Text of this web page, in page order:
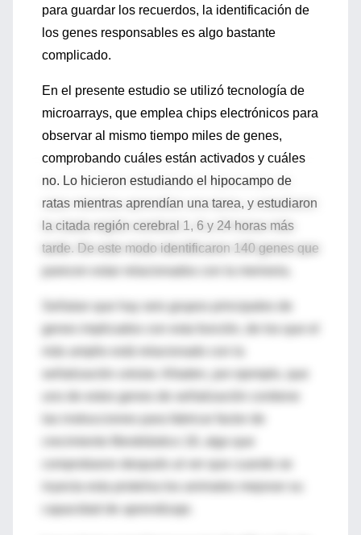
para guardar los recuerdos, la identificación de
los genes responsables es algo bastante
complicado.
En el presente estudio se utilizó tecnología de
microarrays, que emplea chips electrónicos para
observar al mismo tiempo miles de genes,
comprobando cuáles están activados y cuáles
no. Lo hicieron estudiando el hipocampo de
ratas mientras aprendían una tarea, y estudiaron
la citada región cerebral 1, 6 y 24 horas más
tarde. De este modo identificaron 140 genes que
Señalan que hay seis grupos principales de
genes implicados con esta función, de los que el
uno de estos genes de señalización contiene
crecimiento fibroblástico 18, algo que
capacidad de aprendizaje.